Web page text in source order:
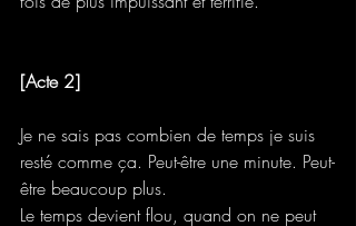
[Acte 2]
Je ne sais pas combien de temps je suis
resté comme ça. Peut-être une minute. Peut-
être beaucoup plus.
Le temps devient flou, quand on ne peut